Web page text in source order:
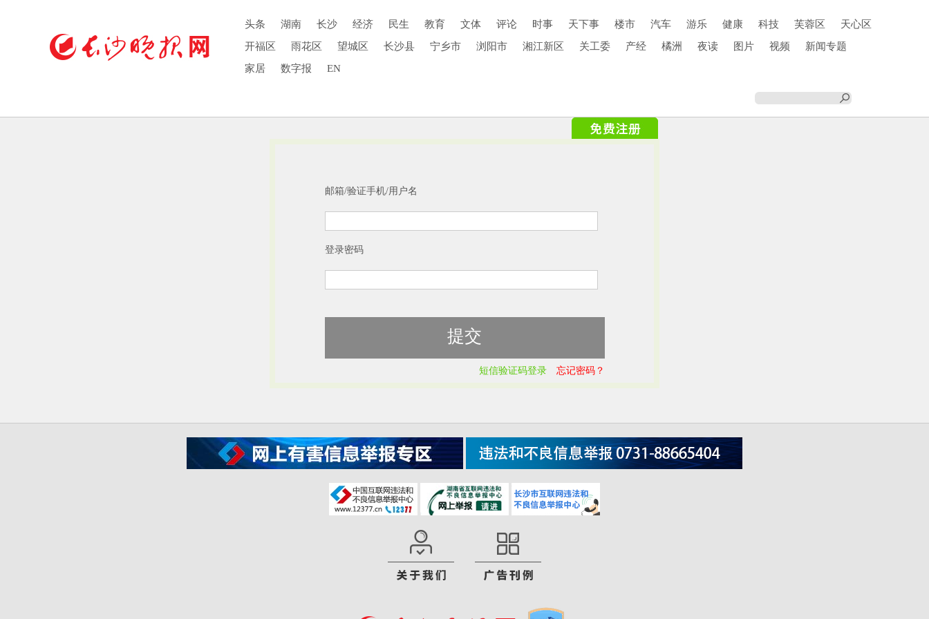
头条 湖南 长沙 经济 民生 教育 文体 评论 时事 天下事 楼市 汽车 游乐 健康 科技 芙蓉区
天心区
开福区
雨花区 望城区 长沙县 宁乡市 浏阳市 湘江新区 关工委 产经 橘洲 夜读 图片 视频
新闻专题
家居
数字报 EN
邮箱/验证手机/用户名
登录密码
短信验证码登录 忘记密码？